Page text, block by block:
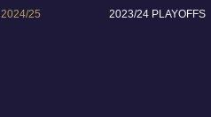
2024/25 2023/24 PLAYOFFS